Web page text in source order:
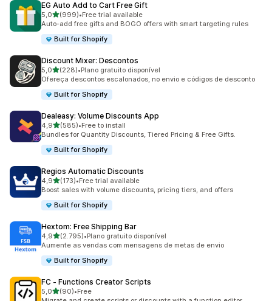
EG Auto Add to Cart Free Gift
5,0de 5 estrelas
(999)
999 total de avaliações
•Free trial available
Auto-add free gifts and BOGO offers with smart targeting rules
Built for Shopify
Discount Mixer: Descontos
5,0de 5 estrelas
(228)
228 total de avaliações
•Plano gratuito disponível
Ofereça descontos escalonados, no envio e códigos de desconto
Built for Shopify
Dealeasy: Volume Discounts App
4,9de 5 estrelas
(585)
585 total de avaliações
•Free to install
Bundles for Quantity Discounts, Tiered Pricing & Free Gifts.
Built for Shopify
Regios Automatic Discounts
4,9de 5 estrelas
(173)
173 total de avaliações
•Free trial available
Boost sales with volume discounts, pricing tiers, and offers
Built for Shopify
Hextom: Free Shipping Bar
4,9de 5 estrelas
(2.795)
2795 total de avaliações
•Plano gratuito disponível
Aumente as vendas com mensagens de metas de envio
Built for Shopify
FC ‑ Functions Creator Scripts
5,0de 5 estrelas
(90)
90 total de avaliações
•Free